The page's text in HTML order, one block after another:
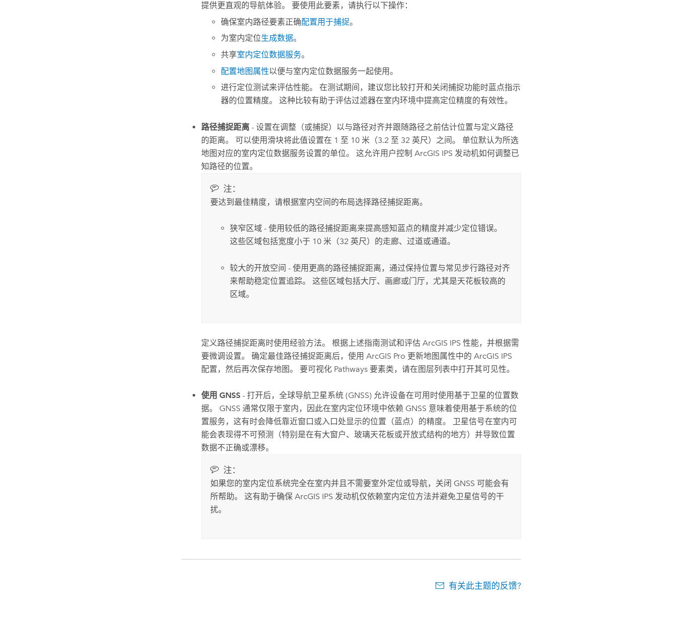
提供更直观的导航体验。 要使用此要素，请执行以下操作：
确保室内路径要素正确配置用于捕捉。
为室内定位生成数据。
共享室内定位数据服务。
配置地图属性以便与室内定位数据服务一起使用。
进行定位测试来评估性能。 在测试期间，建议您比较打开和关闭捕捉功能时蓝点指示
器的位置精度。 这种比较有助于评估过滤器在室内环境中提高定位精度的有效性。
路径捕捉距离- 设置在调整（或捕捉）以与路径对齐并跟随路径之前估计位置与定义路径
的距离。 可以使用滑块将此值设置在 1 至 10 米（3.2 至 32 英尺）之间。 单位默认为所选
地图对应的室内定位数据服务设置的单位。 这允许用户控制 ArcGIS IPS 发动机如何调整已
知路径的位置。
注：
要达到最佳精度，请根据室内空间的布局选择路径捕捉距离。
狭窄区域 - 使用较低的路径捕捉距离来提高感知蓝点的精度并减少定位错误。
这些区域包括宽度小于 10 米（32 英尺）的走廊、过道或通道。
较大的开放空间 - 使用更高的路径捕捉距离，通过保持位置与常见步行路径对齐
来帮助稳定位置追踪。 这些区域包括大厅、画廊或门厅，尤其是天花板较高的
区域。
定义路径捕捉距离时使用经验方法。 根据上述指南测试和评估 ArcGIS IPS 性能，并根据需
要微调设置。 确定最佳路径捕捉距离后，使用 ArcGIS Pro 更新地图属性中的 ArcGIS IPS
配置，然后再次保存地图。 要可视化 Pathways 要素类，请在图层列表中打开其可见性。
使用 GNSS- 打开后，全球导航卫星系统 (GNSS) 允许设备在可用时使用基于卫星的位置数
据。 GNSS 通常仅限于室内，因此在室内定位环境中依赖 GNSS 意味着使用基于系统的位
置服务，这有时会降低靠近窗口或入口处显示的位置（蓝点）的精度。 卫星信号在室内可
能会表现得不可预测（特别是在有大窗户、玻璃天花板或开放式结构的地方）并导致位置
数据不正确或漂移。
注：
如果您的室内定位系统完全在室内并且不需要室外定位或导航，关闭 GNSS 可能会有
所帮助。 这有助于确保ArcGIS IPS 发动机仅依赖室内定位方法并避免卫星信号的干
扰。
有关此主题的反馈?